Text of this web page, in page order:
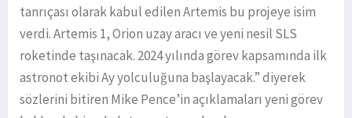
tanrıçası olarak kabul edilen Artemis bu projeye isim
verdi. Artemis 1, Orion uzay aracı ve yeni nesil SLS
roketinde taşınacak. 2024 yılında görev kapsamında ilk
astronot ekibi Ay yolculuğuna başlayacak.” diyerek
sözlerini bitiren Mike Pence’in açıklamaları yeni görev